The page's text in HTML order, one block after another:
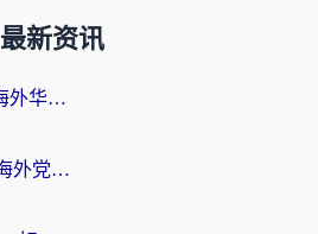
最新资讯
Mac翻墙回国免费？2026海外华人亲测：从CCTV5直播到国内APP，这样选加速器才靠谱
Proton VPN中国能用吗？海外党选回国加速器的避坑指南（附番茄加速器实测）